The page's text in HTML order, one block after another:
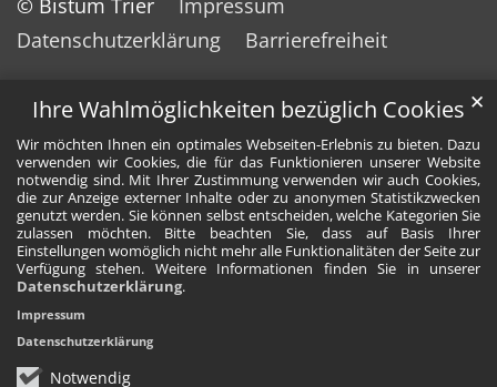
Ihre Wahlmöglichkeiten bezüglich Cookies
Wir möchten Ihnen ein optimales Webseiten-Erlebnis zu bieten. Dazu
verwenden wir Cookies, die für das Funktionieren unserer Website
notwendig sind. Mit Ihrer Zustimmung verwenden wir auch Cookies,
die zur Anzeige externer Inhalte oder zu anonymen Statistikzwecken
genutzt werden. Sie können selbst entscheiden, welche Kategorien Sie
zulassen möchten. Bitte beachten Sie, dass auf Basis Ihrer
Einstellungen womöglich nicht mehr alle Funktionalitäten der Seite zur
Verfügung stehen. Weitere Informationen finden Sie in unserer
Datenschutzerklärung.
Notwendig
✕
Impressum
Datenschutzerklärung
Datenschutzerklärung
Barrierefreiheit